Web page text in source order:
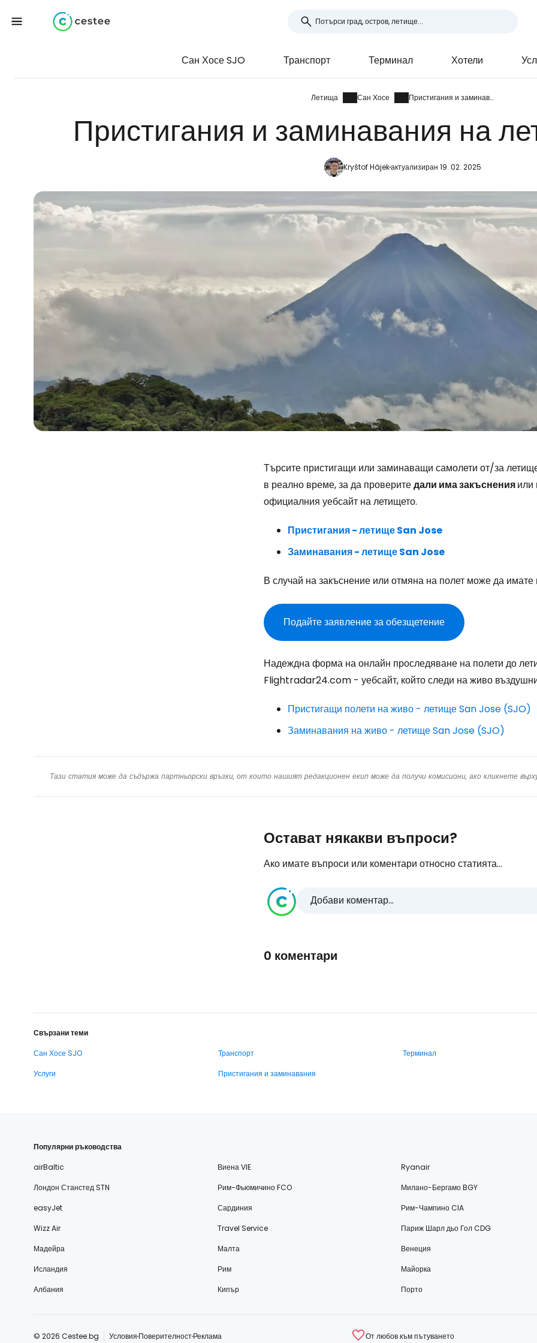
Сан Хосе SJO Транспорт Терминал Хотели
Летища Сан Хосе Пристигания и заминавания
Пристигания и заминавания на
Kryštof Hájekактуализиран 19. 02. 2025
Търсите пристигащи или заминаващи самолети от/за
в реално време, за да проверитедали има закъсненияили
официалния уебсайт на летището.
Пристигания - летище San Jose
Заминавания - летище San Jose
В случай на закъснение или отмяна на полет може да
Подайте заявление за обезщетение
Надеждна форма на онлайн проследяване на полети до
Flightradar24.com - уебсайт, който следи на живо
Пристигащи полети на живо - летище San Jose (SJO)
Заминавания на живо - летище San Jose (SJO)
Тази статия може да съдържа партньорски връзки, от които нашият редакционен екип може да получи комисиони, ако кликнете
Остават някакви въпроси?
Ако имате въпроси или коментари относно статията...
Добави коментар...
0 коментари
Свързани теми
Сан Хосе SJO
Транспорт Терминал
Услуги
Пристигания и заминавания
Популярни ръководства
airBaltic
Виена VIE
Ryanair
Лондон Станстед STN
Рим-Фьюмичино FCO
Милано-Бергамо BGY
easyJet
Сардиния
Рим-Чампино CIA
Wizz Air
Travel Service
Париж Шарл дьо Гол CDG
Мадейра
Малта
Венеция
Исландия
Рим
Майорка
Албания
Кипър Порто
© 2026 Cestee.bg Условия ПоверителностРеклама От любов към пътуването
Влезте в
... световната общност на туристите